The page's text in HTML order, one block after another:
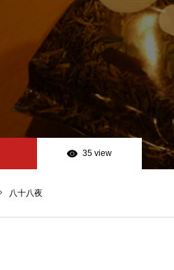
35 view
八十八夜